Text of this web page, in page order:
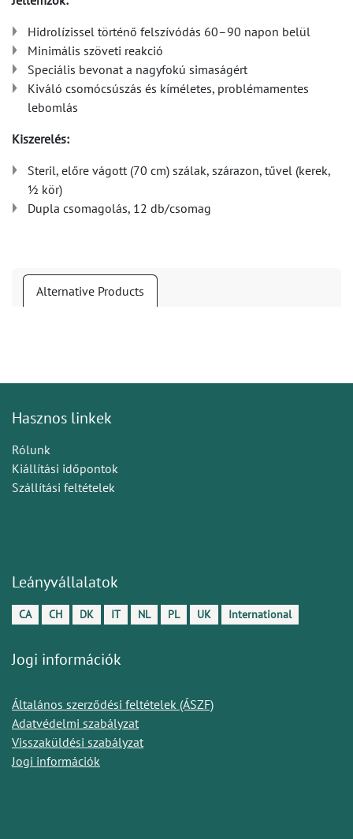
Hidrolízissel történő felszívódás 60–90 napon belül
Minimális szöveti reakció
Speciális bevonat a nagyfokú simaságért
Kiváló csomócsúszás és kíméletes, problémamentes
lebomlás
Kiszerelés:
Steril, előre vágott (70 cm) szálak, szárazon, tűvel (kerek,
½ kör)
Dupla csomagolás, 12 db/csomag
Alternative Products
Hasznos linkek
Rólunk
Kiállítási időpontok
Szállítási feltételek
Leányvállalatok
CA CH DK IT NL PL UK International
Jogi információk
Általános szerződési feltételek (ÁSZF)
Adatvédelmi szabályzat
Visszaküldési szabályzat
Jogi információk